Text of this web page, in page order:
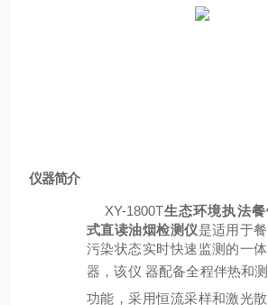
仪器简介
XY-1800T生态环境执法
式直读油烟检测仪是适用于
污染状态实时快速监测的一
器，该仪 器配备全程伴热和
功能，采用恒流采样和激光